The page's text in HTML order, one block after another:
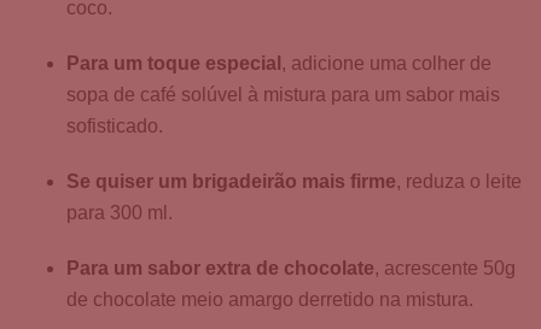
coco.
Para um toque especial , adicione uma colher de
sopa de café solúvel à mistura para um sabor mais
sofisticado.
Se quiser um brigadeirão mais firme, reduza o leite
para 300 ml.
Para um sabor extra de chocolate, acrescente 50g
de chocolate meio amargo derretido na mistura.